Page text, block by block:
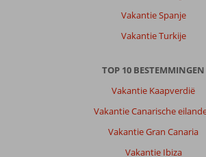
Vakantie Spanje
Vakantie Turkije
TOP 10 BESTEMMINGEN
Vakantie Kaapverdië
Vakantie Canarische
Vakantie Gran Canaria
Vakantie Ibiza